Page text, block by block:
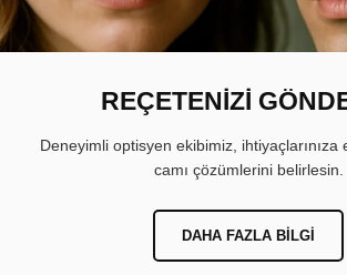
REÇETENİZİ
Deneyimli optisyen ekibimiz, ihtiyaçlarınıza
camı çözümlerini belirlesin.
DAHA FAZLA BILGI